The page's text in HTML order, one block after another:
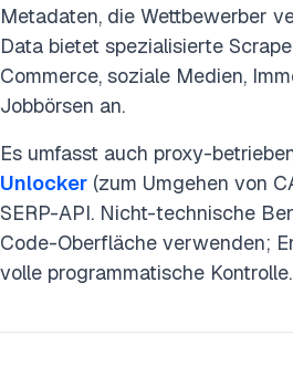
Metadaten, die Wettbewerber
Data bietet spezialisierte
Commerce, soziale Medien,
Jobbörsen an.
Es umfasst auch proxy-
Unlocker (zum Umgehen von
SERP-API. Nicht-technische
Code-Oberfläche verwenden;
volle programmatische Kontrolle.